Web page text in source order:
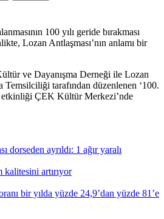
100 yılı geride bırakması
Lozan Antlaşması’nın anlamı bir
ve Dayanışma Derneği ile Lozan
tarafından düzenlenen ‘100.
etkinliği ÇEK Kültür Merkezi’nde
dorseden ayrıldı: 1 ağır yaralı
kalitesini artırıyor
bir yılda yüzde 24,9’dan yüzde 81’e